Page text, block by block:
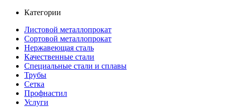
Категории
Листовой металлопрокат
Сортовой металлопрокат
Нержавеющая сталь
Качественные стали
Специальные стали и сплавы
Трубы
Сетка
Профнастил
Услуги